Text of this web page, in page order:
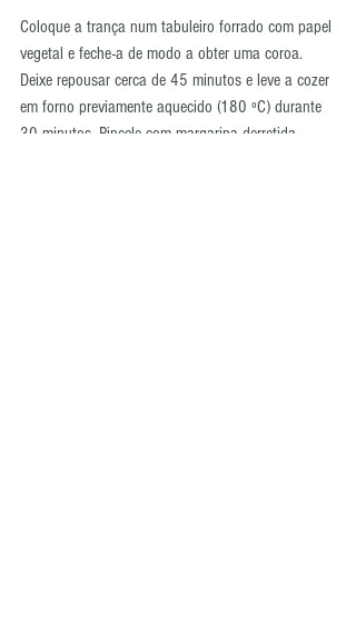
Coloque a trança num tabuleiro forrado com papel
vegetal e feche-a de modo a obter uma coroa.
Deixe repousar cerca de 45 minutos e leve a cozer
em forno previamente aquecido (180 ºC) durante
30 minutos. Pincele com margarina derretida